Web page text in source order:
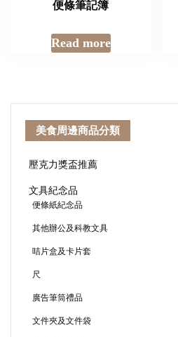
便條筆記簿
Read more
美食周邊商品分類
壓克力獎盃推薦
文具紀念品
便條紙紀念品
其他辦公及科教文具
咭片盒及卡片套
尺
廣告筆筒禮品
文件夾及文件袋